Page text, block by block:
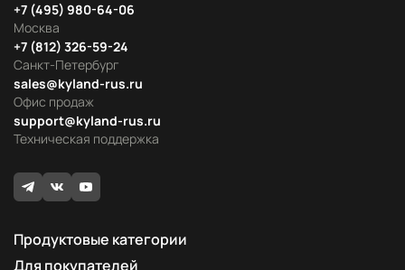
Москва
+7 (495) 980-64-06
Офис продаж
sales@kyland-rus.ru
Санкт-Петербург
+7 (812) 326-59-24
Техническая поддержка
support@kyland-rus.ru
Продуктовые категории
Для покупателей